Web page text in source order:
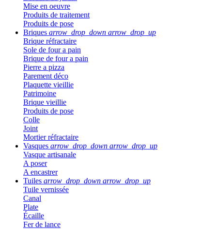
Mise en oeuvre
Produits de traitement
Produits de pose
Briques arrow_drop_down arrow_drop_up
Brique réfractaire
Sole de four a pain
Brique de four a pain
Pierre a pizza
Parement déco
Plaquette vieillie
Patrimoine
Brique vieillie
Produits de pose
Colle
Joint
Mortier réfractaire
Vasques arrow_drop_down arrow_drop_up
Vasque artisanale
A poser
A encastrer
Tuiles arrow_drop_down arrow_drop_up
Tuile vernissée
Canal
Plate
Écaille
Fer de lance